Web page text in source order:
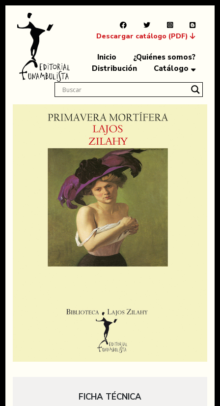
Descargar catálogo (PDF)
Inicio
¿Quiénes somos?
Distribución
Catálogo
FICHA TÉCNICA